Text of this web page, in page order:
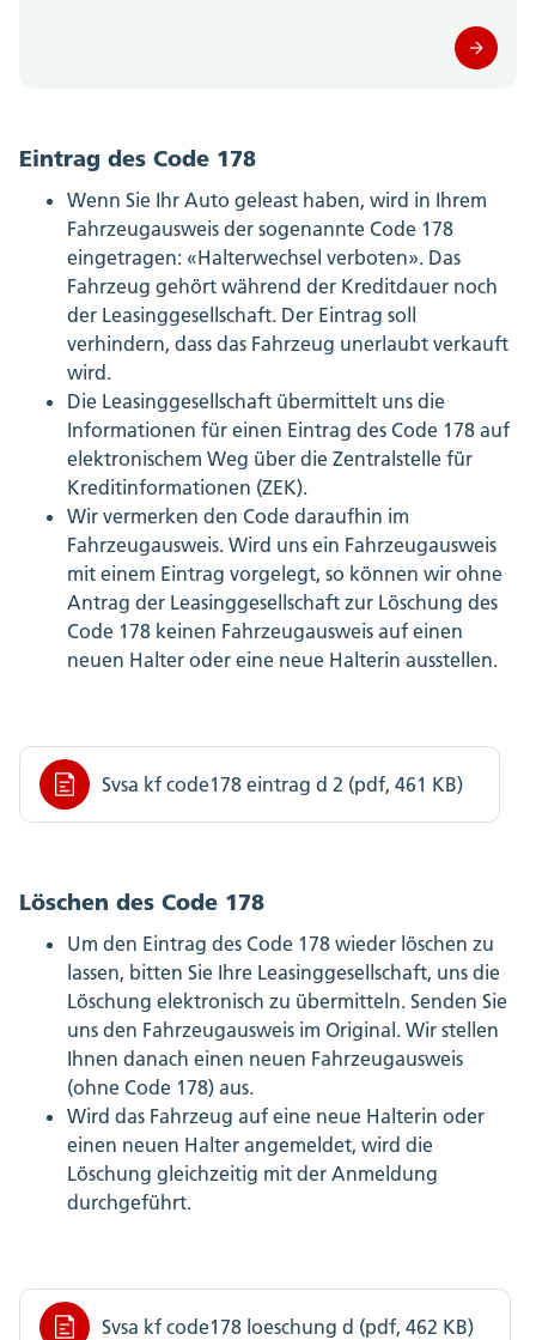
Eintrag des Code 178
Wenn Sie Ihr Auto geleast haben, wird in Ihrem
Fahrzeugausweis der sogenannte Code 178
eingetragen: «Halterwechsel verboten». Das
Fahrzeug gehört während der Kreditdauer noch
der Leasinggesellschaft. Der Eintrag soll
verhindern, dass das Fahrzeug unerlaubt verkauft
wird.
Die Leasinggesellschaft übermittelt uns die
Informationen für einen Eintrag des Code 178 auf
elektronischem Weg über die Zentralstelle für
Kreditinformationen (ZEK).
Wir vermerken den Code daraufhin im
Fahrzeugausweis. Wird uns ein Fahrzeugausweis
mit einem Eintrag vorgelegt, so können wir ohne
Antrag der Leasinggesellschaft zur Löschung des
Code 178 keinen Fahrzeugausweis auf einen
neuen Halter oder eine neue Halterin ausstellen.
Svsa kf code178 eintrag d 2 (pdf, 461 KB)
Löschen des Code 178
Um den Eintrag des Code 178 wieder löschen zu
lassen, bitten Sie Ihre Leasinggesellschaft, uns die
Löschung elektronisch zu übermitteln. Senden Sie
uns den Fahrzeugausweis im Original. Wir stellen
Ihnen danach einen neuen Fahrzeugausweis
(ohne Code 178) aus.
Wird das Fahrzeug auf eine neue Halterin oder
einen neuen Halter angemeldet, wird die
Löschung gleichzeitig mit der Anmeldung
durchgeführt.
Svsa kf code178 loeschung d (pdf, 462 KB)